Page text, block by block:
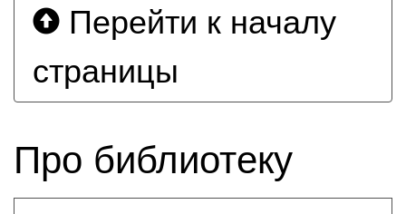
Перейти к началу
страницы
Про библиотеку